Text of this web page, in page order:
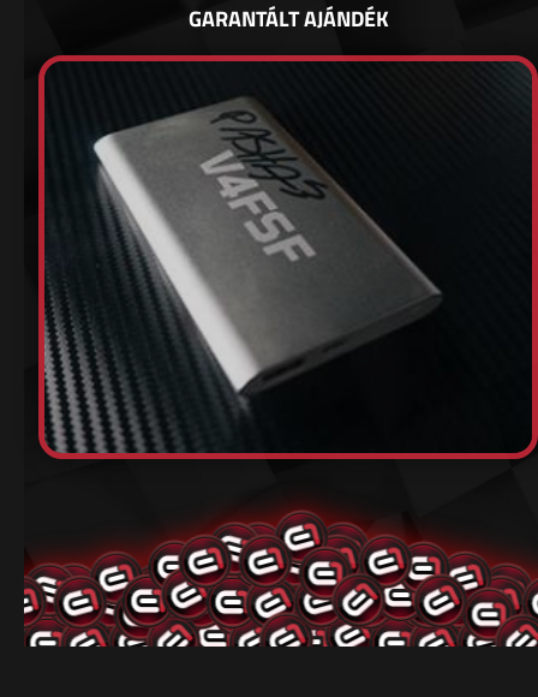
GARANTÁLT AJÁNDÉK